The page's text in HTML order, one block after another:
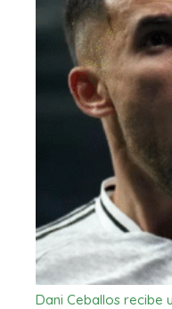
Dani Ceballos recibe